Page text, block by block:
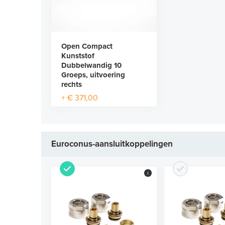
Open Compact
Kunststof
Dubbelwandig 10
Groeps, uitvoering
rechts
+ € 371,00
Euroconus-aansluitkoppelingen
i